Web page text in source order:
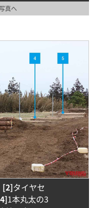
真へ
[2]タイヤセ
1本丸太の3